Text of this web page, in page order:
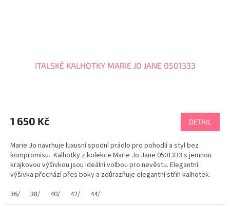
ITALSKÉ KALHOTKY MARIE JO JANE 0501333
1 650 Kč DETAIL
Marie Jo navrhuje luxusní spodní prádlo pro pohodlí a styl bez
kompromisu. Kalhotky z kolekce Marie Jo Jane 0501333 s jemnou
krajkovou výšivkou jsou ideální volbou pro nevěstu. Elegantní
výšivka přechází přes boky a zdůrazňuje elegantní střih kalhotek.
36/
38/ 40/ 42/ 44/